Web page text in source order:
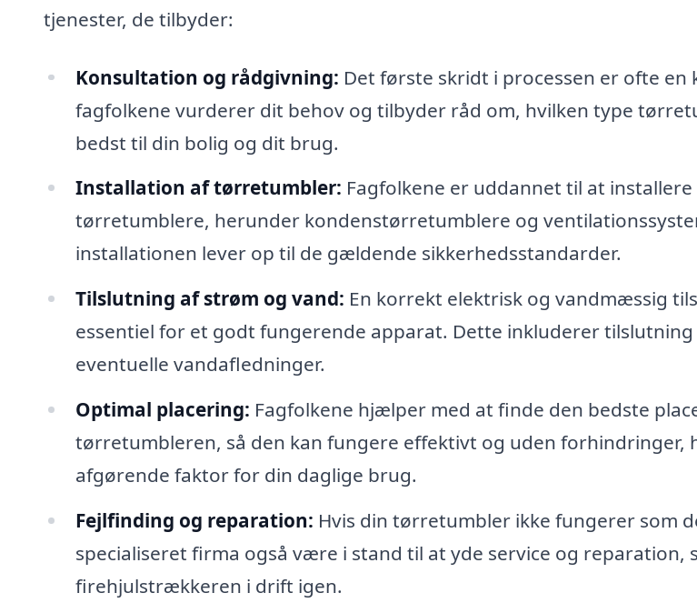
tjenester, de tilbyder:
Konsultation og rådgivning: Det første skridt i processen er ofte
fagfolkene vurderer dit behov og tilbyder råd om, hvilken type
bedst til din bolig og dit brug.
Installation af tørretumbler: Fagfolkene er uddannet til at
tørretumblere, herunder kondenstørretumblere og
installationen lever op til de gældende sikkerhedsstandarder.
Tilslutning af strøm og vand: En korrekt elektrisk og vandmæssig
essentiel for et godt fungerende apparat. Dette inkluderer
eventuelle vandafledninger.
Optimal placering: Fagfolkene hjælper med at finde den bedste
tørretumbleren, så den kan fungere effektivt og uden forhindringer,
afgørende faktor for din daglige brug.
Fejlfinding og reparation: Hvis din tørretumbler ikke fungerer som
specialiseret firma også være i stand til at yde service og reparation,
firehjulstrækkeren i drift igen.